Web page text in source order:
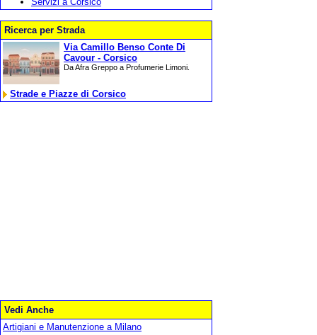
Ricerca per Strada
Via Camillo Benso Conte Di
Cavour - Corsico
Da Afra Greppo a Profumerie Limoni.
Strade e Piazze di Corsico
Vedi Anche
Artigiani e Manutenzione a Milano